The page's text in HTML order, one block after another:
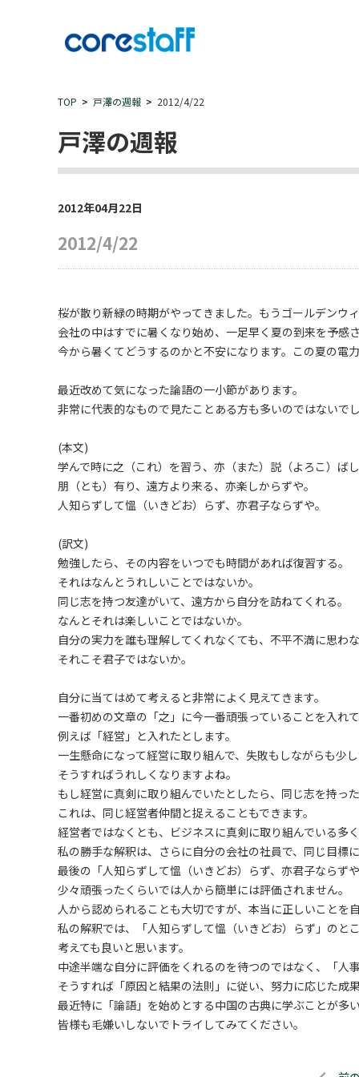
TOP 戸澤の週報 2012/4/22
戸澤の週報
2012年04月22日
2012/4/22
桜が散り新緑の時期がやってきました。もうゴールデンウ
会社の中はすでに暑くなり始め、一足早く夏の到来を予感
今から暑くてどうするのかと不安になります。この夏の電
最近改めて気になった論語の一小節があります。
非常に代表的なもので見たことある方も多いのではないで
(本文)
学んで時に之（これ）を習う、亦（また）説（よろこ）ば
朋（とも）有り、遠方より来る、亦楽しからずや。
人知らずして慍（いきどお）らず、亦君子ならずや。
(訳文)
勉強したら、その内容をいつでも時間があれば復習する。
それはなんとうれしいことではないか。
同じ志を持つ友達がいて、遠方から自分を訪ねてくれる。
なんとそれは楽しいことではないか。
自分の実力を誰も理解してくれなくても、不平不満に思わ
それこそ君子ではないか。
自分に当てはめて考えると非常によく見えてきます。
一番初めの文章の「之」に今一番頑張っていることを入れ
例えば「経営」と入れたとします。
一生懸命になって経営に取り組んで、失敗もしながらも少
そうすればうれしくなりますよね。
もし経営に真剣に取り組んでいたとしたら、同じ志を持っ
これは、同じ経営者仲間と捉えることもできます。
経営者ではなくとも、ビジネスに真剣に取り組んでいる多
私の勝手な解釈は、さらに自分の会社の社員で、同じ目標
最後の「人知らずして慍（いきどお）らず、亦君子ならず
少々頑張ったくらいでは人から簡単には評価されません。
人から認められることも大切ですが、本当に正しいことを
私の解釈では、「人知らずして慍（いきどお）らず」のと
考えても良いと思います。
中途半端な自分に評価をくれるのを待つのではなく、「
そうすれば「原因と結果の法則」に従い、努力に応じた成
最近特に「論語」を始めとする中国の古典に学ぶことが多
皆様も毛嫌いしないでトライしてみてください。